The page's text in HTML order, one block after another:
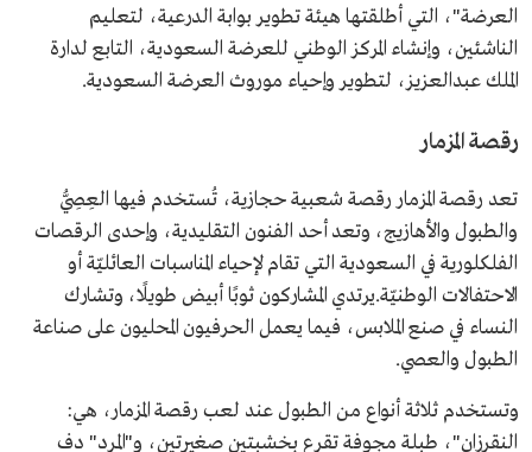
العرضة"، التي أطلقتها هيئة تطوير بوابة الدرعية، لتعليم
الناشئين، وإنشاء المركز الوطني للعرضة السعودية، التابع لدارة
الملك عبدالعزيز، لتطوير وإحياء موروث العرضة السعودية.
رقصة المزمار
تعد رقصة المزمار رقصة شعبية حجازية، تُستخدم فيها العِصِيُّ
والطبول والأهازيج، وتعد أحد الفنون التقليدية، وإحدى الرقصات
الفلكلورية في السعودية التي تقام لإحياء المناسبات العائليّة أو
الاحتفالات الوطنيّة.يرتدي المشاركون ثوبًا أبيض طويلًا، وتشارك
النساء في صنع الملابس، فيما يعمل الحرفيون المحليون على صناعة
الطبول والعصي.
وتستخدم ثلاثة أنواع من الطبول عند لعب رقصة المزمار، هي:
النقرزان"، طبلة مجوفة تقرع بخشبتين صغيرتين، و"المرد" دف